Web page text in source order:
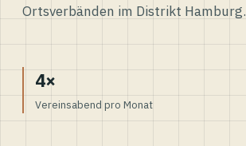
Ortsverbänden im Distrikt Hamburg.
4×
Vereinsabend pro Monat